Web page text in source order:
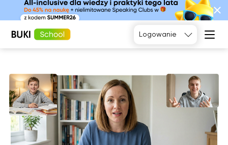
Matematyka
Fizyka
Język polski
Chemia
Biologia
francuski
niemiecki
Język
hiszpański
Logowanie
Tak, poproszę